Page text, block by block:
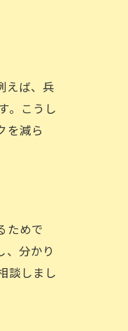
えば、兵
。こうし
を減ら
ためで
、分かり
談しまし